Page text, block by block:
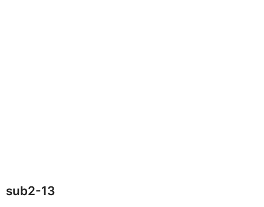
sub2-13